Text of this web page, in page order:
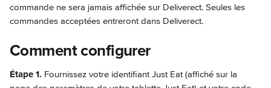
commande ne sera jamais affichée sur Deliverect. Seules les
commandes acceptées entreront dans Deliverect.
Comment configurer
Étape 1. Fournissez votre identifiant Just Eat (affiché sur la